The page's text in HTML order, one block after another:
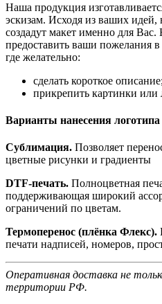
Наша продукция
эскизам. Исходя из ваших
создадут макет именно для Вас.
предоставить ваши пожелания в
где желательно:
сделать короткое описание;
прикрепить картинки или
Варианты нанесения
Сублимация. Позволяет
цветные рисунки и градиенты
DTF-печать. Полноцветная
поддерживающая широкий
ограничений по цветам.
Термоперенос (плёнка Флекс).
печати надписей, номеров,
Оперативная доставка не
территории РФ.